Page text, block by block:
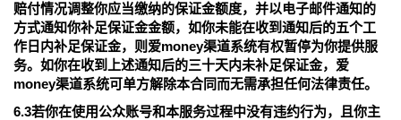
赔付情况调整你应当缴纳的保证金额度，并以电子邮件通知的
方式通知你补足保证金金额，如你未能在收到通知后的五个工
作日内补足保证金，则爱money渠道系统有权暂停为你提供服
务。如你在收到上述通知后的三十天内未补足保证金，爱
money渠道系统可单方解除本合同而无需承担任何法律责任。
6.3若你在使用公众账号和本服务过程中没有违约行为，且你主